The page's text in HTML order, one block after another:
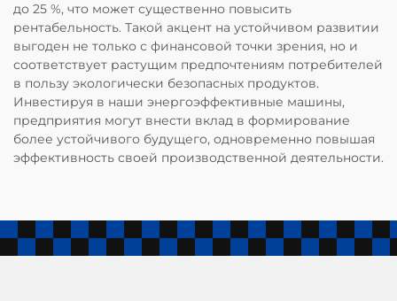
до 25 %, что может существенно повысить
рентабельность. Такой акцент на устойчивом развитии
выгоден не только с финансовой точки зрения, но и
соответствует растущим предпочтениям потребителей
в пользу экологически безопасных продуктов.
Инвестируя в наши энергоэффективные машины,
предприятия могут внести вклад в формирование
более устойчивого будущего, одновременно повышая
эффективность своей производственной деятельности.